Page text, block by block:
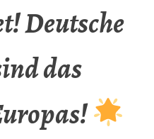
Deutsche
das